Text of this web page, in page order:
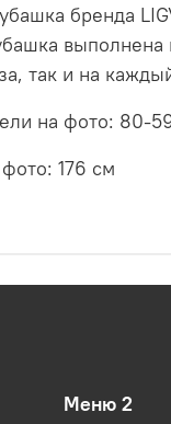
бренда
выполнена
так и на
на фото: 80-
176 см
Меню 2